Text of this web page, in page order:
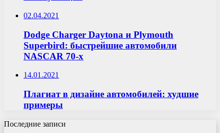
02.04.2021
Dodge Charger Daytona и Plymouth
Superbird: быстрейшие автомобили
NASCAR 70-х
14.01.2021
Плагиат в дизайне автомобилей: худшие
примеры
Последние записи